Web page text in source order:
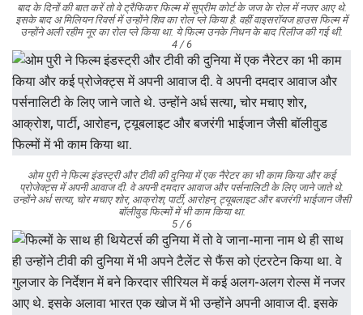
बाद के दिनों की बात करें तो वे ट्रैफिकर फिल्म में सुप्रीम कोर्ट के जज के रोल में नजर आए थे.
इसके बाद अ मिलियन रिवर्स में उन्होंने शिव का रोल प्ले किया है. वहीं वाइसरॉयज हाउस फिल्म में
उन्होंने अली रहीम नूर का रोल प्ले किया था. ये फिल्म उनके निधन के बाद रिलीज की गई थी.
4 / 6
ओम पुरी ने फिल्म इंडस्ट्री और टीवी की दुनिया में एक नैरेटर का भी काम किया और कई
प्रोजेक्ट्स में अपनी आवाज दी. वे अपनी दमदार आवाज और पर्सनालिटी के लिए जाने जाते थे.
उन्होंने अर्ध सत्या, चोर मचाए शोर, आक्रोश, पार्टी, आरोहन, ट्यूबलाइट और बजरंगी भाईजान जैसी
बॉलीवुड फिल्मों में भी काम किया था.
5 / 6